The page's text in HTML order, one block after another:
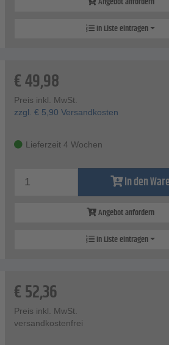
In Liste eintragen
€49,98
Preis inkl. MwSt.
zzgl. € 5,90 Versandkosten
Lieferzeit 4 Wochen
In den
Angebot anfordern
In Liste eintragen
€52,36
Preis inkl. MwSt.
versandkostenfrei